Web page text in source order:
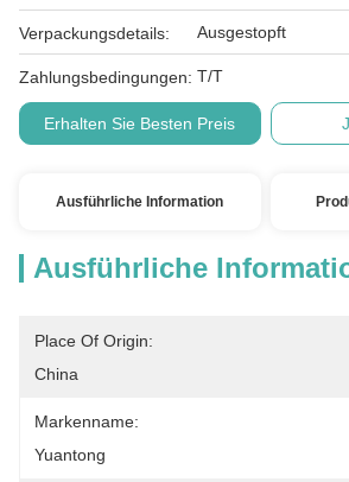
Verpackungsdetails: Ausgestopft
Zahlungsbedingungen: T/T
Erhalten Sie Besten Preis
Ausführliche Information
Ausführliche
Place Of Origin:
China
Markenname:
Yuantong